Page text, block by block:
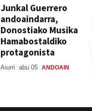
Junkal Guerrero
andoaindarra,
Donostiako Musika
Hamabostaldiko
protagonista
Aiurri abu 05 ANDOAIN